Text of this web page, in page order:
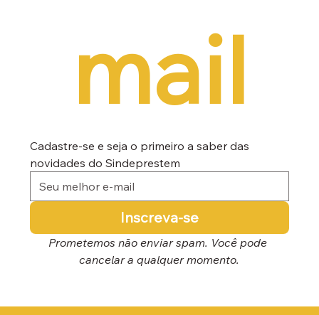
mail
Cadastre-se e seja o primeiro a saber das
novidades do Sindeprestem
Inscreva-se
Prometemos não enviar spam. Você pode
cancelar a qualquer momento.